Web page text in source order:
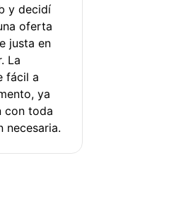
y decidí
oferta
justa en
La
fácil a
ya
con toda
necesaria.